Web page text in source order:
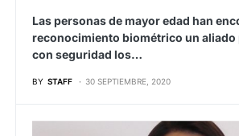
Las personas de mayor edad han
reconocimiento biométrico un aliado
con seguridad los…
BY STAFF 30 SEPTIEMBRE, 2020